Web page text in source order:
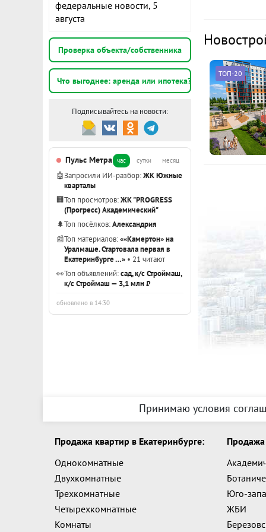
федеральные новости, 5
августа
Проверка объекта/собственника
Что выгоднее: аренда или ипотека?
Подписывайтесь на новости:
Пульс Метра час сутки месяц
🤖Запросили ИИ-разбор:ЖК Южные
кварталы
🏢Топ просмотров:ЖК "PROGRESS
(Прогресс) Академический"
🌲Топ посёлков:Александрия
📰Топ материалов:««Камертон» на
Уралмаше. Стартовала первая в
Екатеринбурге …» • 21 читают
👀Топ объявлений:сад, к/с Строймаш,
к/с Строймаш — 3,1 млн ₽
обновлено в 14:30
- Уютная,
стартовое
Студия
- Школы №
- Детские
- ЦГБ № 1,
- Студия
-1
паспорт
Если Вам
Если у Вас
есть
Никакой
Звоните и
ТОП-20
Принимаю условия
Продажа квартир в Екатеринбурге:
Однокомнатные
Двухкомнатные
Трехкомнатные
Четырехкомнатные
Комнаты
Продажа
Юго-
ЖБИ